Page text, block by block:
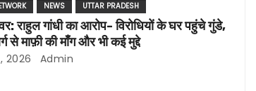
NEWS UTTAR PRADESH
राहुल गांधी का आरोप- विरोधियों के घर पहुंचे गुंडे,
से माफ़ी की माँग और भी कई मुद्दे
2026 Admin